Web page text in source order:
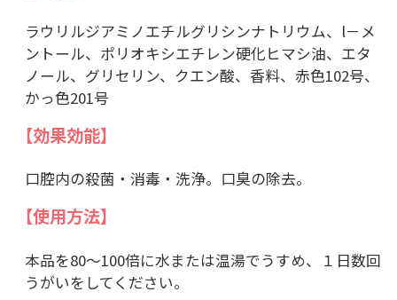
ラウリルジアミノエチルグリシンナトリウム、l－メ
ントール、ポリオキシエチレン硬化ヒマシ油、エタ
ノール、グリセリン、クエン酸、香料、赤色102号、
かっ色201号
【効果効能】
口腔内の殺菌・消毒・洗浄。口臭の除去。
【使用方法】
本品を80～100倍に水または温湯でうすめ、１日数回
うがいをしてください。